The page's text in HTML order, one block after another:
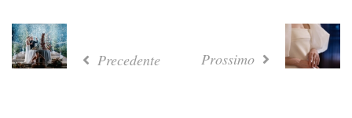
Precedente Prossimo